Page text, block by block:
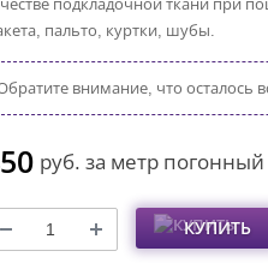
пальто, куртки, шубы.
внимание, что осталось
руб. за метр погонный
КУПИТЬ